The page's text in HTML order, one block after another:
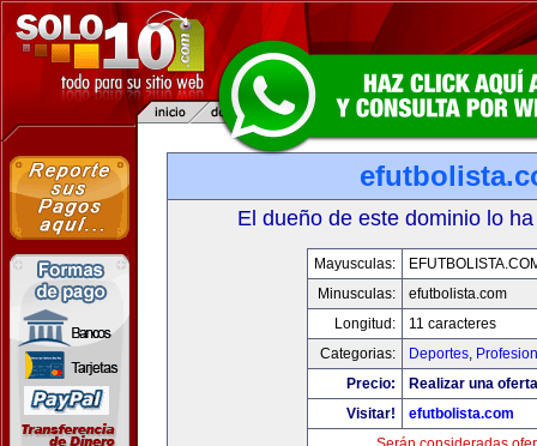
El dueño de este dominio lo
Mayusculas:
Minusculas:
efutbolista.com
Longitud:
11 caracteres
Categorias:
Deportes,
Precio:
Realizar una
Visitar!
efutbolista.com